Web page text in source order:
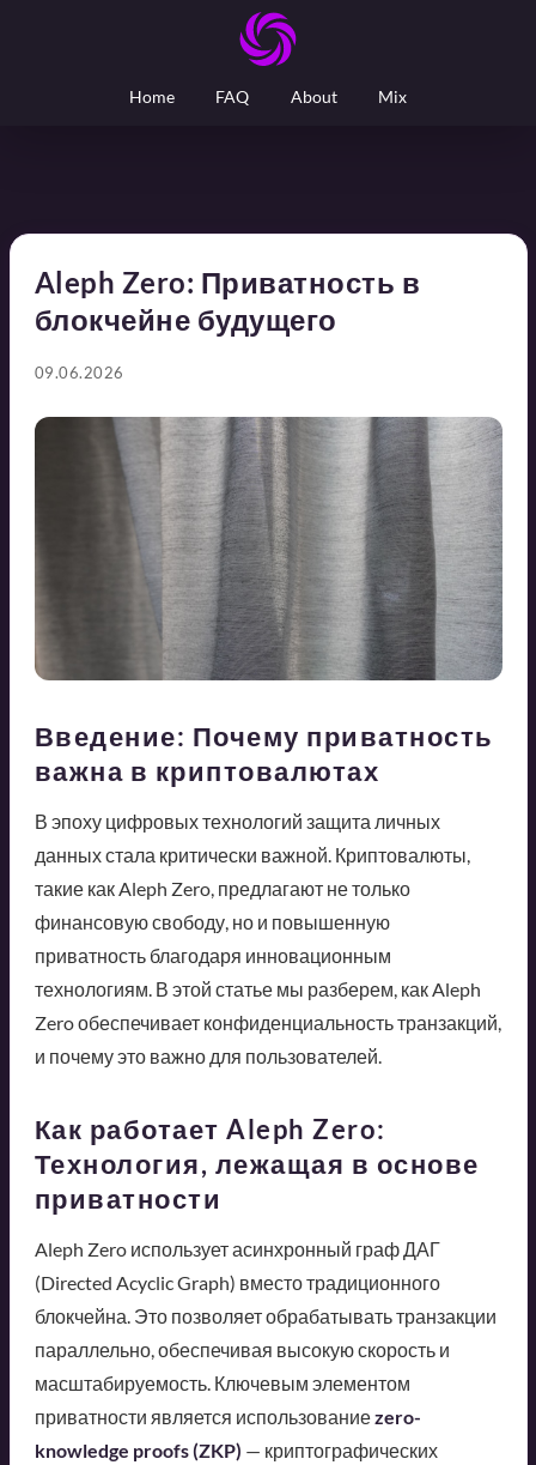
Home FAQ About Mix
Aleph Zero: Приватность в
блокчейне будущего
09.06.2026
Введение: Почему приватность
важна в криптовалютах
В эпоху цифровых технологий защита личных
данных стала критически важной. Криптовалюты,
такие как Aleph Zero, предлагают не только
финансовую свободу, но и повышенную
приватность благодаря инновационным
технологиям. В этой статье мы разберем, как Aleph
Zero обеспечивает конфиденциальность транзакций,
и почему это важно для пользователей.
Как работает Aleph Zero:
Технология, лежащая в основе
приватности
Aleph Zero использует асинхронный граф ДАГ
(Directed Acyclic Graph) вместо традиционного
блокчейна. Это позволяет обрабатывать транзакции
параллельно, обеспечивая высокую скорость и
масштабируемость. Ключевым элементом
приватности является использованиеzero-
knowledge proofs (ZKP) — криптографических